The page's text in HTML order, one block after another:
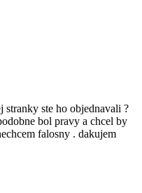
stranky ste ho objednavali ?
bol pravy a chcel by
falosny . dakujem